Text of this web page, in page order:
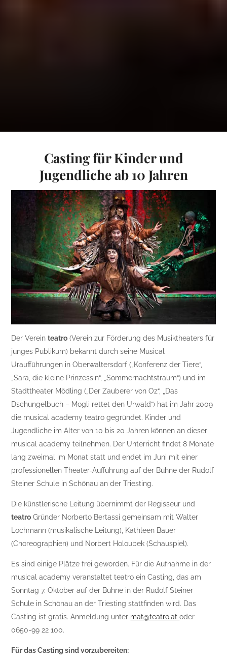
Casting für Kinder und
Jugendliche ab 10 Jahren
Der Vereinteatro (Verein zur Förderung des Musiktheaters für
junges Publikum) bekannt durch seine Musical
Uraufführungen in Oberwaltersdorf („Konferenz der Tiere“,
„Sara, die kleine Prinzessin“, „Sommernachtstraum“) und im
Stadttheater Mödling („Der Zauberer von Oz“, „Das
Dschungelbuch – Mogli rettet den Urwald“) hat im Jahr 2009
die musical academy teatro gegründet. Kinder und
Jugendliche im Alter von 10 bis 20 Jahren können an dieser
musical academy teilnehmen. Der Unterricht findet 8 Monate
lang zweimal im Monat statt und endet im Juni mit einer
professionellen Theater-Aufführung auf der Bühne der Rudolf
Steiner Schule in Schönau an der Triesting.
Die künstlerische Leitung übernimmt der Regisseur und
teatro Gründer Norberto Bertassi gemeinsam mit Walter
Lochmann (musikalische Leitung), Kathleen Bauer
(Choreographien) und Norbert Holoubek (Schauspiel).
Es sind einige Plätze frei geworden. Für die Aufnahme in der
musical academy veranstaltet teatro ein Casting, das am
Sonntag 7. Oktober auf der Bühne in der Rudolf Steiner
Schule in Schönau an der Triesting stattfinden wird. Das
Casting ist gratis. Anmeldung unter mat@teatro.atoder
0650-99 22 100.
Für das Casting sind vorzubereiten: